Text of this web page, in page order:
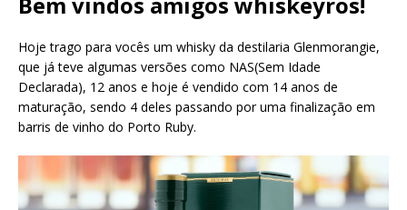
Hoje trago para vocês um whisky da destilaria Glenmorangie,
que já teve algumas versões como NAS(Sem Idade
Declarada), 12 anos e hoje é vendido com 14 anos de
maturação, sendo 4 deles passando por uma finalização em
barris de vinho do Porto Ruby.